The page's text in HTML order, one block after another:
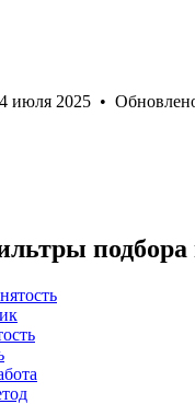
июля 2025 •
подбора